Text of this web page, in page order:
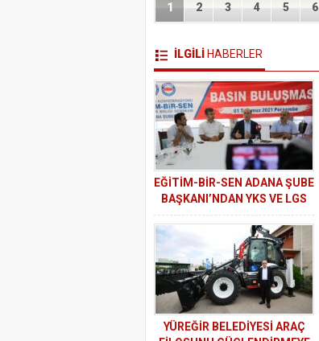
1 2 3 4 5 6
İLGİLİ HABERLER
EĞİTİM-BİR-SEN ADANA ŞUBE
BAŞKANI’NDAN YKS VE LGS
SORULARIYLA İLGİLİ ÇOK
ÖNEMLİ İDDİALAR
YÜREĞİR BELEDİYESİ ARAÇ